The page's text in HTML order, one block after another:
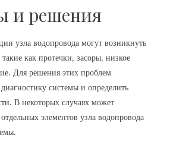
и решения
узла водопровода могут возникнуть
как протечки‚ засоры‚ низкое
Для решения этих проблем
системы и определить
В некоторых случаях может
элементов узла водопровода